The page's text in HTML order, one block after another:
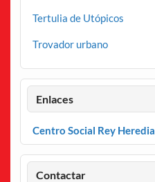
Tertulia de Utópicos
Trovador urbano
Enlaces
Centro Social Rey Heredia
Contactar